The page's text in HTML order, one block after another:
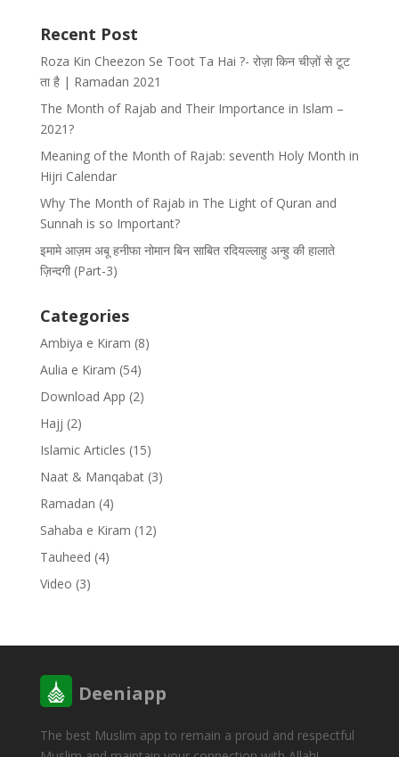
Recent Post
Roza Kin Cheezon Se Toot Ta Hai ?- रोज़ा किन चीज़ों से टूट
ता है | Ramadan 2021
The Month of Rajab and Their Importance in Islam –
2021?
Meaning of the Month of Rajab: seventh Holy Month in
Hijri Calendar
Why The Month of Rajab in The Light of Quran and
Sunnah is so Important?
इमामे आज़म अबू हनीफा नोमान बिन साबित रदियल्लाहु अन्हु की हालाते
ज़िन्दगी (Part-3)
Categories
Ambiya e Kiram (8)
Aulia e Kiram (54)
Download App (2)
Hajj (2)
Islamic Articles (15)
Naat & Manqabat(3)
Ramadan (4)
Sahaba e Kiram (12)
Tauheed (4)
Video (3)
Deeniapp
The best Muslim app to remain a proud and respectful